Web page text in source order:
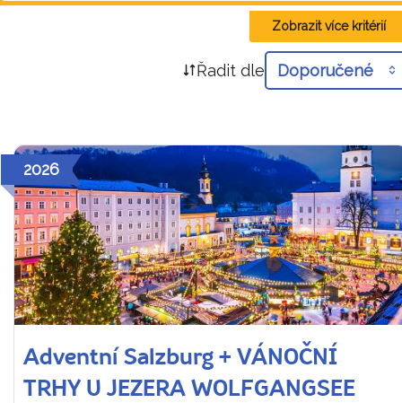
Zobrazit více kritérií
Řadit dle Doporučené
2026
Adventní Salzburg + VÁNOČNÍ
TRHY U JEZERA WOLFGANGSEE